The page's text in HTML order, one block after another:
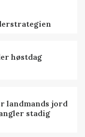
høstdag
landmands jord
stadig